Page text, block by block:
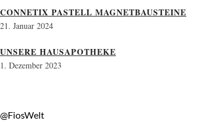
CONNETIX PASTELL MAGNETBAUSTEINE
21. Januar 2024
UNSERE HAUSAPOTHEKE
1. Dezember 2023
@FiosWelt